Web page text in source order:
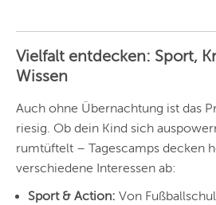
HANNOVER
LEIPZIG
NÜRNBERG
ZÜRICH
Vielfalt entdecken: Sport,
Wissen
Auch ohne Übernachtung ist das
riesig. Ob dein Kind sich
rumtüftelt – Tagescamps decken
verschiedene Interessen ab:
Sport & Action: Von